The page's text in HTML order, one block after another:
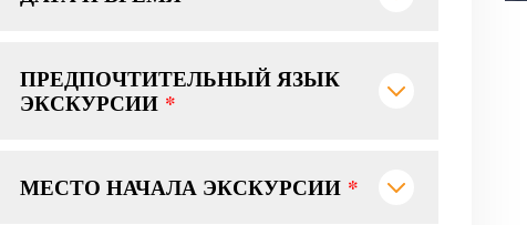
ПРЕДПОЧТИТЕЛЬНЫЙ ЯЗЫК
ЭКСКУРСИИ *
МЕСТО НАЧАЛА ЭКСКУРСИИ *